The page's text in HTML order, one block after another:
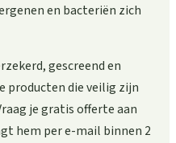
en bacteriën zich
gescreend en
producten die veilig zijn
je gratis offerte aan
hem per e-mail binnen 2